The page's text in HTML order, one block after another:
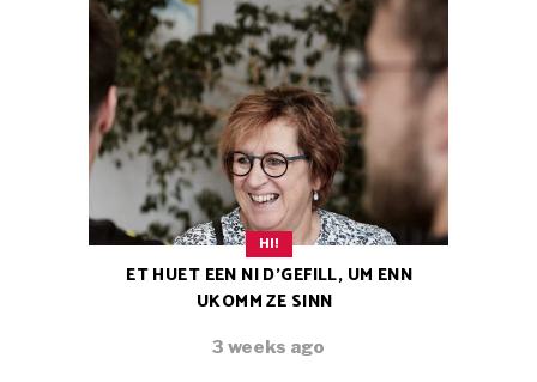
HI!
ET HUET EEN NI D’GEFILL, UM ENN
UKOMM ZE SINN
3 weeks ago